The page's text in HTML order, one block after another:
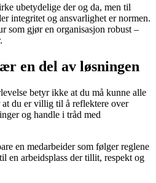
ubetydelige der og da, men til
integritet og ansvarlighet er normen.
som gjør en organisasjon robust –
en del av løsningen
betyr ikke at du må kunne alle
du er villig til å reflektere over
og handle i tråd med
en medarbeider som følger reglene
en arbeidsplass der tillit, respekt og